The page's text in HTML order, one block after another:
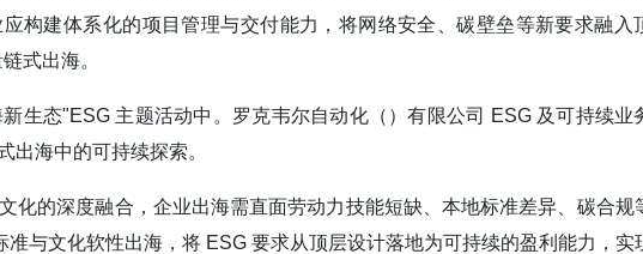
构建体系化的项目管理与交付能力，将网络安全、碳壁垒等新要求融入
式出海。
生态"ESG 主题活动中。罗克韦尔自动化（）有限公司 ESG 及可持续业
出海中的可持续探索。
化的深度融合，企业出海需直面劳动力技能短缺、本地标准差异、碳合规
与文化软性出海，将 ESG 要求从顶层设计落地为可持续的盈利能力，实